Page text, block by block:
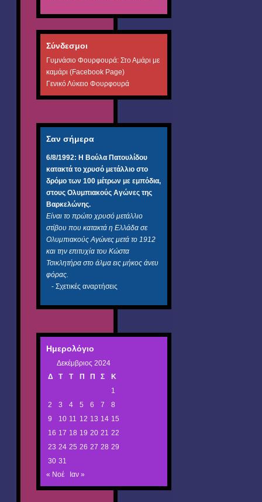
Σύνδεσμοι
Γυμνάσιο Φουρφουρά: Στο Αμάρι με
καμάρι (Facebook Page)
Γενικό Λύκειο Φουρφουρά
Σαν σήμερα
6/8/1992: Η Βούλα Πατουλίδου
κατακτά το χρυσό μετάλλιο στο
δρόμο των 100 μέτρων με εμπόδια,
στους Ολυμπιακούς Αγώνες της
Βαρκελώνης.
Είναι το πρώτο χρυσό μετάλλιο
στίβου που κατακτά η Ελλάδα σε
Ολυμπιακούς Αγώνες μετά το 1912
και την επιτυχία του Κώστα
Τσικλητήρα στο άλμα εις μήκος άνευ
φόρας.
- Σχετικές αναρτήσεις
Ημερολόγιο
Δεκέμβριος 2024
Δ
Τ Τ Π Π Σ
Κ
1
2
3 4 5 6 7
8
9
10 11 12 13 14 15
16 17 18 19 20 21 22
23 24 25 26 27 28 29
30 31
« Νοέ
Ιαν »